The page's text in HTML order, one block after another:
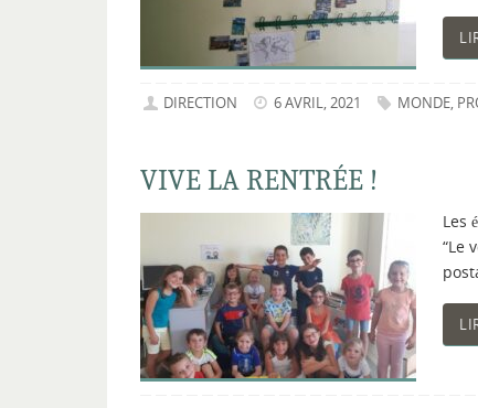
DIRECTION 6 AVRIL, 2021 MONDE,
VIVE LA RENTRÉE !
Les
“Le